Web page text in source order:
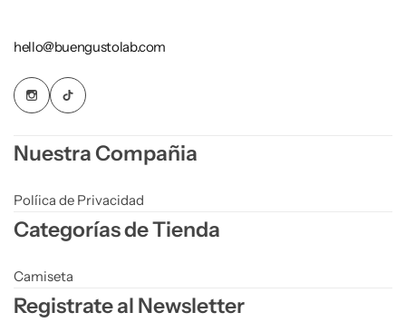
hello@buengustolab.com
Nuestra Compañia
Políica de Privacidad
Categorías de Tienda
Camiseta
Registrate al Newsletter